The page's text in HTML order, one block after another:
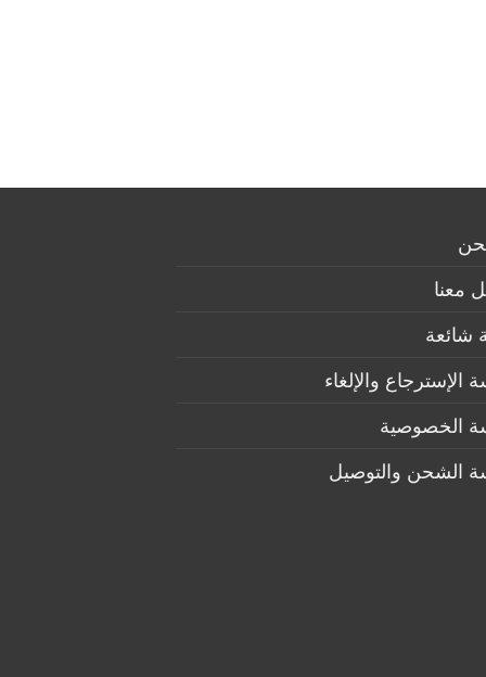
معنا
شائعة
الإسترجاع والإلغاء
الخصوصية
الشحن والتوصيل